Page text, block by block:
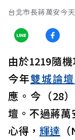
台北市長蔣萬安今
由於1219隨
今年雙城論壇
應。今（28
壇。不過蔣
心得， 輝達